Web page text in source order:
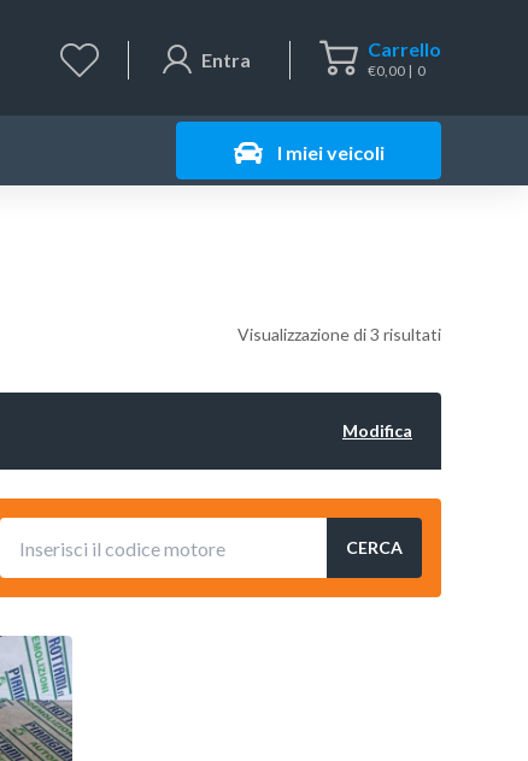
Carrello
€0,00 0
Entra
I miei veicoli
Visualizzazione di 3 risultati
Modifica
CERCA